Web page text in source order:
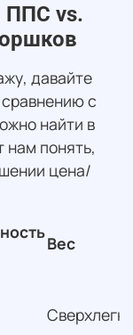
ППС vs.
давайте
с
найти в
нам понять,
цена/
Вес